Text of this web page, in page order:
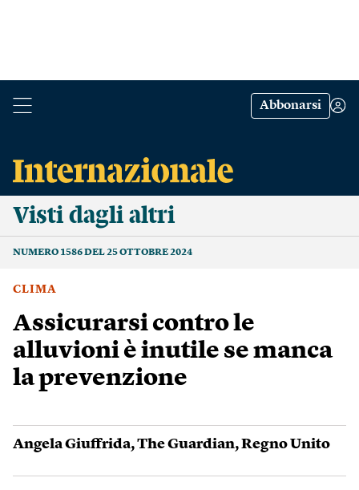
Abbonarsi
Visti dagli altri
NUMERO 1586 DEL 25 OTTOBRE 2024
CLIMA
Assicurarsi contro le
alluvioni è inutile se manca
la prevenzione
Angela Giuffrida,The Guardian,Regno Unito